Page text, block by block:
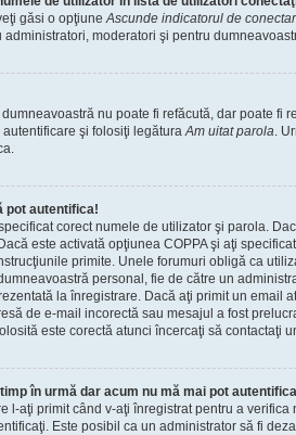
găsi o opţiuneAscunde indicatorul de
moderatori şi pentru
nu poate fi refăcută, dar poate fi
autentificare şi folosiţi legăturaAm uitat parola.
pot autentifica!
corect numele de utilizator şi parola.
este activată opţiunea COPPA şi aţi
primite. Unele forumuri obligă ca
personal, fie de către un
la înregistrare. Dacă aţi primit un email
de e-mail incorectă sau mesajul a fost
este corectă atunci încercaţi să contactaţi
în urmă dar acum nu mă mai pot
l-aţi primit când v-aţi înregistrat pentru a
Este posibil ca un administrator să fi